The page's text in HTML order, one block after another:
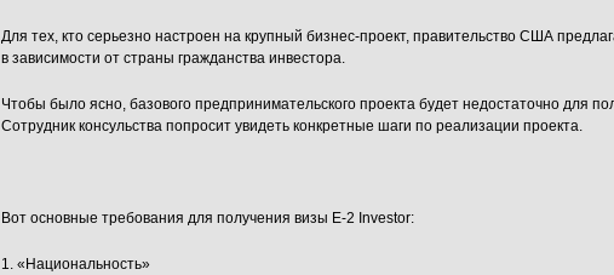
Для тех, кто серьезно настроен на крупный бизнес-проект, правительство США
в зависимости от страны гражданства инвестора.
Чтобы было ясно, базового предпринимательского проекта будет недостаточно для
Сотрудник консульства попросит увидеть конкретные шаги по реализации проекта.
Вот основные требования для получения визы E-2 Investor:
1. «Национальность»